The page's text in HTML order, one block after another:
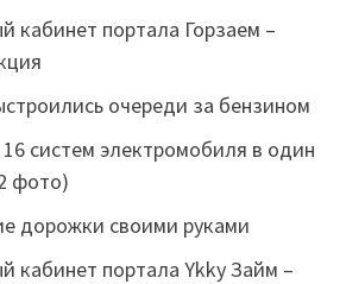
кабинет портала Горзаем –
очереди за бензином
систем электромобиля в один
фото)
дорожки своими руками
кабинет портала Ykky Займ –